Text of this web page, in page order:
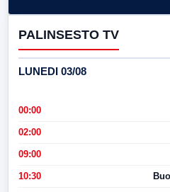
PALINSESTO TV
LUNEDI 03/08
00:00
02:00
09:00
10:30